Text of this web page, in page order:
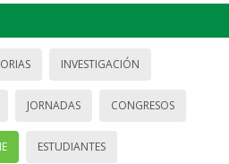
INVESTIGACIÓN
JORNADAS CONGRESOS
ESTUDIANTES